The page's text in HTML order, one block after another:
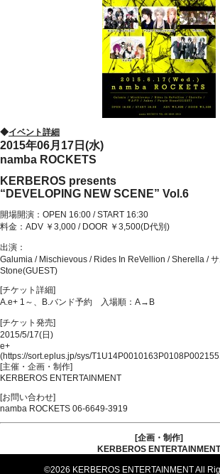
◆イベント詳細
2015年06月17日(水)
namba ROCKETS
KERBEROS presents
“DEVELOPING NEW SCENE” Vol.6
開場開演：OPEN 16:00 / START 16:30
料金：ADV ￥3,000 / DOOR ￥3,500(D代別)
出演：
Galumia / Mischievous / Rides In ReVellion / Sherella /
Stone(GUEST)
[チケット詳細]
A. e+ 1～、B.バンド予約 入場順：A→B
[チケット発売]
2015/5/17(日)
e+
(https://sort.eplus.jp/sys/
[主催・企画・制作]
KERBEROS ENTERTAINMENT
[お問い合わせ]
namba ROCKETS 06-6649-3919
[企画・制作]
KERBEROS ENTERTAINMENT
©2026 KERBEROS ENTERTAINMENT All